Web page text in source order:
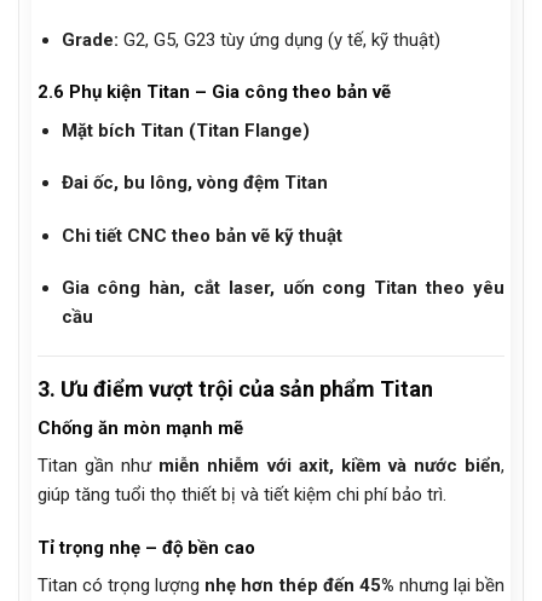
Grade: G2, G5, G23 tùy ứng dụng (y tế, kỹ thuật)
2.6 Phụ kiện Titan – Gia công theo bản vẽ
Mặt bích Titan (Titan Flange)
Đai ốc, bu lông, vòng đệm Titan
Chi tiết CNC theo bản vẽ kỹ thuật
Gia công hàn, cắt laser, uốn cong Titan theo yêu
cầu
3. Ưu điểm vượt trội của sản phẩm Titan
Chống ăn mòn mạnh mẽ
Titan gần như miễn nhiễm với axit, kiềm và nước biển,
giúp tăng tuổi thọ thiết bị và tiết kiệm chi phí bảo trì.
Tỉ trọng nhẹ – độ bền cao
Titan có trọng lượng nhẹ hơn thép đến 45% nhưng lại bền